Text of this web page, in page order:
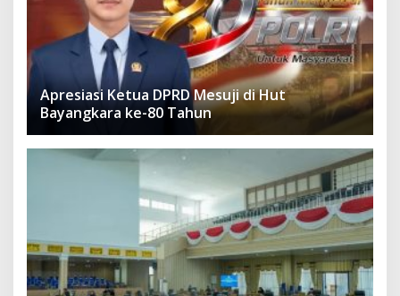
Apresiasi Ketua DPRD Mesuji di Hut
Bayangkara ke-80 Tahun